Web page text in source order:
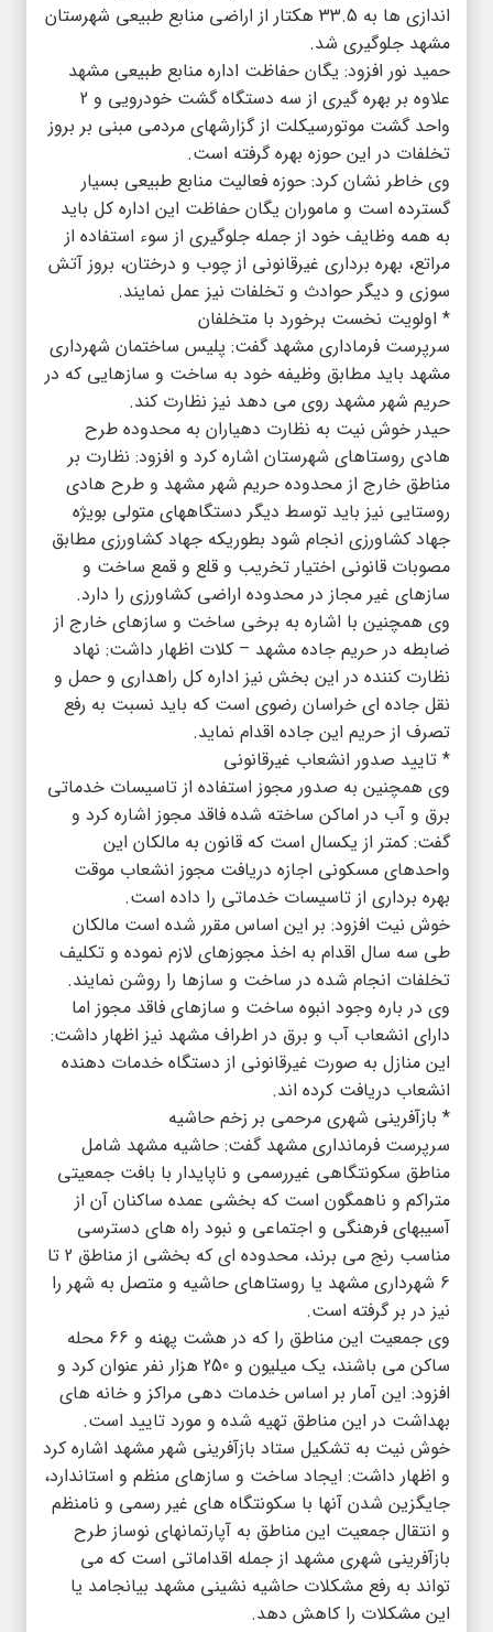
اندازی ها به 33.5 هکتار از اراضی منابع طبیعی شهرستان
مشهد جلوگیری شد.
حمید نور افزود: یگان حفاظت اداره منابع طبیعی مشهد
علاوه بر بهره گیری از سه دستگاه گشت خودرویی و 2
واحد گشت موتورسیکلت از گزارشهای مردمی مبنی بر بروز
تخلفات در این حوزه بهره گرفته است.
وی خاطر نشان کرد: حوزه فعالیت منابع طبیعی بسیار
گسترده است و ماموران یگان حفاظت این اداره کل باید
به همه وظایف خود از جمله جلوگیری از سوء استفاده از
مراتع، بهره برداری غیرقانونی از چوب و درختان، بروز آتش
سوزی و دیگر حوادث و تخلفات نیز عمل نمایند.
* اولویت نخست برخورد با متخلفان
سرپرست فرماداری مشهد گفت: پلیس ساختمان شهرداری
مشهد باید مطابق وظیفه خود به ساخت و سازهایی که در
حریم شهر مشهد روی می دهد نیز نظارت کند.
حیدر خوش نیت به نظارت دهیاران به محدوده طرح
هادی روستاهای شهرستان اشاره کرد و افزود: نظارت بر
مناطق خارج از محدوده حریم شهر مشهد و طرح هادی
روستایی نیز باید توسط دیگر دستگاههای متولی بویژه
جهاد کشاورزی انجام شود بطوریکه جهاد کشاورزی مطابق
مصوبات قانونی اختیار تخریب و قلع و قمع ساخت و
سازهای غیر مجاز در محدوده اراضی کشاورزی را دارد.
وی همچنین با اشاره به برخی ساخت و سازهای خارج از
ضابطه در حریم جاده مشهد – کلات اظهار داشت: نهاد
نظارت کننده در این بخش نیز اداره کل راهداری و حمل و
نقل جاده ای خراسان رضوی است که باید نسبت به رفع
تصرف از حریم این جاده اقدام نماید.
* تایید صدور انشعاب غیرقانونی
وی همچنین به صدور مجوز استفاده از تاسیسات خدماتی
برق و آب در اماکن ساخته شده فاقد مجوز اشاره کرد و
گفت: کمتر از یکسال است که قانون به مالکان این
واحدهای مسکونی اجازه دریافت مجوز انشعاب موقت
بهره برداری از تاسیسات خدماتی را داده است.
خوش نیت افزود: بر این اساس مقرر شده است مالکان
طی سه سال اقدام به اخذ مجوزهای لازم نموده و تکلیف
تخلفات انجام شده در ساخت و سازها را روشن نمایند.
وی در باره وجود انبوه ساخت و سازهای فاقد مجوز اما
دارای انشعاب آب و برق در اطراف مشهد نیز اظهار داشت:
این منازل به صورت غیرقانونی از دستگاه خدمات دهنده
انشعاب دریافت کرده اند.
* بازآفرینی شهری مرحمی بر زخم حاشیه
سرپرست فرمانداری مشهد گفت: حاشیه مشهد شامل
مناطق سکونتگاهی غیررسمی و ناپایدار با بافت جمعیتی
متراکم و ناهمگون است که بخشی عمده ساکنان آن از
آسیبهای فرهنگی و اجتماعی و نبود راه های دسترسی
مناسب رنج می برند، محدوده ای که بخشی از مناطق 2 تا
6 شهرداری مشهد یا روستاهای حاشیه و متصل به شهر را
نیز در بر گرفته است.
وی جمعیت این مناطق را که در هشت پهنه و 66 محله
ساکن می باشند، یک میلیون و 250 هزار نفر عنوان کرد و
افزود: این آمار بر اساس خدمات دهی مراکز و خانه های
بهداشت در این مناطق تهیه شده و مورد تایید است.
خوش نیت به تشکیل ستاد بازآفرینی شهر مشهد اشاره کرد
و اظهار داشت: ایجاد ساخت و سازهای منظم و استاندارد،
جایگزین شدن آنها با سکونتگاه های غیر رسمی و نامنظم
و انتقال جمعیت این مناطق به آپارتمانهای نوساز طرح
بازآفرینی شهری مشهد از جمله اقداماتی است که می
تواند به رفع مشکلات حاشیه نشینی مشهد بیانجامد یا
این مشکلات را کاهش دهد.